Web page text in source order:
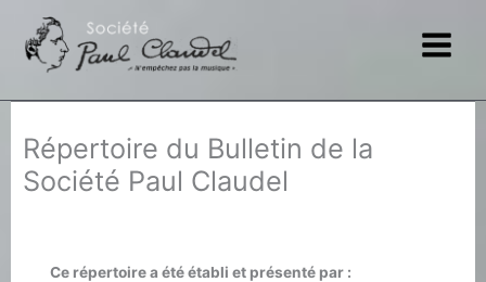
contenu
Répertoire du Bulletin de la
Société Paul Claudel
Ce répertoire a été établi et présenté par :